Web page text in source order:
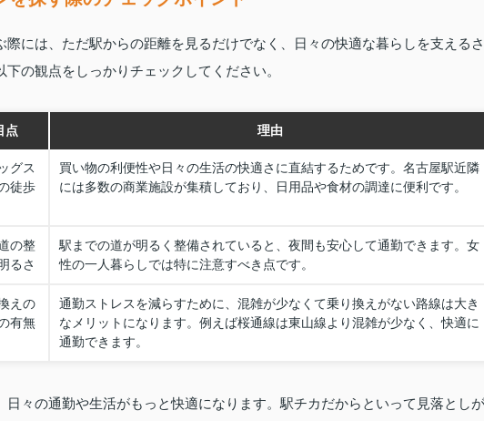
には、ただ駅からの距離を見るだけでなく、日々の快適な暮らしを支えるさ
の観点をしっかりチェックしてください。
点 理由
グス
徒歩
買い物の利便性や日々の生活の快適さに直結するためです。名古屋駅近隣
には多数の商業施設が集積しており、日用品や食材の調達に便利です。
の整
るさ
駅までの道が明るく整備されていると、夜間も安心して通勤できます。女
性の一人暮らしでは特に注意すべき点です。
えの
有無
通勤ストレスを減らすために、混雑が少なくて乗り換えがない路線は大き
なメリットになります。例えば桜通線は東山線より混雑が少なく、快適に
通勤できます。
日々の通勤や生活がもっと快適になります。駅チカだからといって見落としが